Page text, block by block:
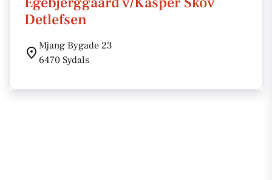
Detlefsen
Mjang Bygade 23
6470 Sydals